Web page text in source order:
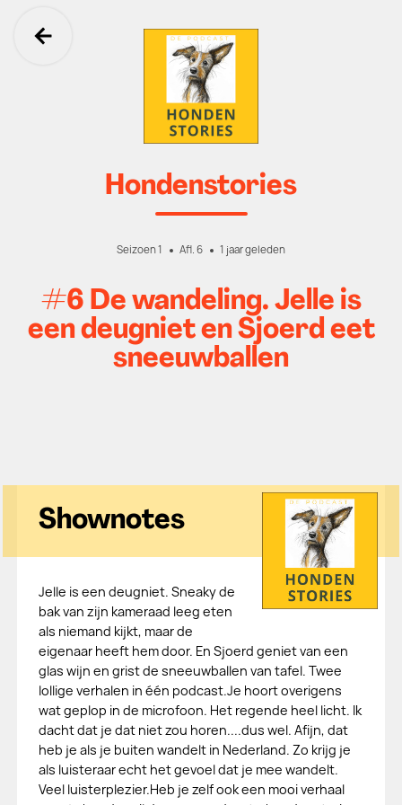
Ga terug
Hondenstories
Seizoen 1 Afl. 6 1 jaar geleden
#6 De wandeling. Jelle is
een deugniet en Sjoerd eet
sneeuwballen
Shownotes
Jelle is een deugniet. Sneaky de
bak van zijn kameraad leeg eten
als niemand kijkt, maar de
eigenaar heeft hem door. En Sjoerd geniet van een
glas wijn en grist de sneeuwballen van tafel. Twee
lollige verhalen in één podcast.Je hoort overigens
wat geplop in de microfoon. Het regende heel licht. Ik
dacht dat je dat niet zou horen....dus wel. Afijn, dat
heb je als je buiten wandelt in Nederland. Zo krijg je
als luisteraar echt het gevoel dat je mee wandelt.
Veel luisterplezier.Heb je zelf ook een mooi verhaal